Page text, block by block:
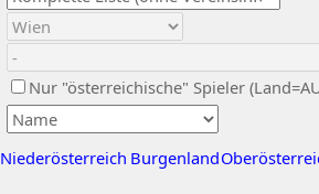
Nur "österreichische" Spieler
Niederösterreich Burgenland